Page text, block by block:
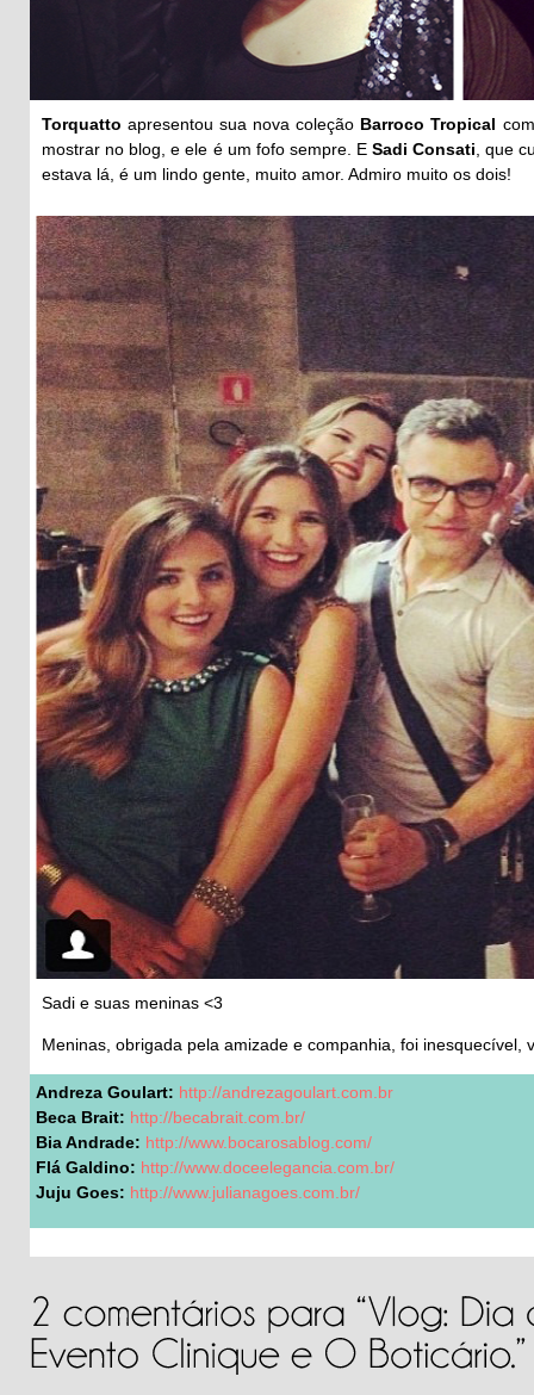
Torquattoapresentou sua nova coleção Barroco Tropical
mostrar no blog, e ele é um fofo sempre. ESadi Consati , que
estava lá, é um lindo gente, muito amor. Admiro muito os dois!
Sadi e suas meninas <3
Meninas, obrigada pela amizade e companhia, foi inesquecível,
Andreza Goulart: http://andrezagoulart.com.br
Beca Brait: http://becabrait.com.br/
Bia Andrade: http://www.bocarosablog.com/
Flá Galdino: http://www.doceelegancia.com.br/
Juju Goes: http://www.julianagoes.com.br/